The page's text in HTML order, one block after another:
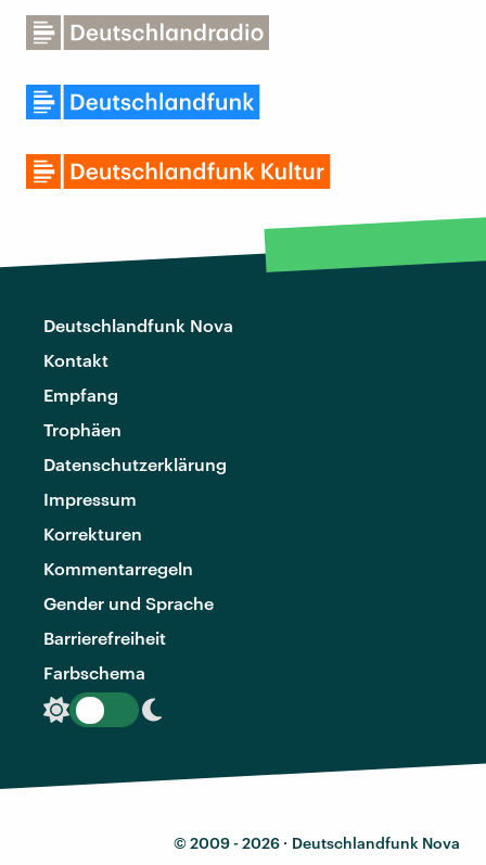
Deutschlandfunk Nova
Kontakt
Empfang
Trophäen
Datenschutzerklärung
Impressum
Korrekturen
Kommentarregeln
Gender und Sprache
Barrierefreiheit
Farbschema
© 2009 - 2026 · Deutschlandfunk Nova